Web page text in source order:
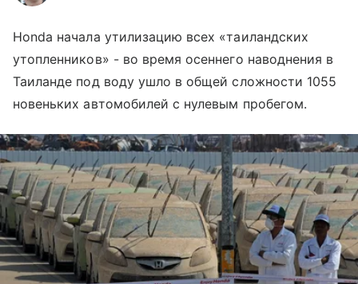
Honda начала утилизацию всех «таиландских
утопленников» - во время осеннего наводнения в
Таиланде под воду ушло в общей сложности 1055
новеньких автомобилей с нулевым пробегом.